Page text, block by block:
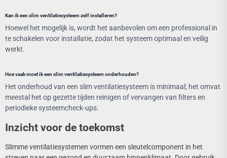
Kan ik een slim ventilatiesysteem zelf installeren?
Hoewel het mogelijk is, wordt het aanbevolen om een professional in
te schakelen voor installatie, zodat het systeem optimaal en veilig
werkt.
Hoe vaak moet ik een slim ventilatiesysteem onderhouden?
Het onderhoud van een slim ventilatiesysteem is minimaal; het omvat
meestal het op gezette tijden reinigen of vervangen van filters en
periodieke systeemcheck-ups.
Inzicht voor de toekomst
Slimme ventilatiesystemen vormen een sleutelcomponent in het